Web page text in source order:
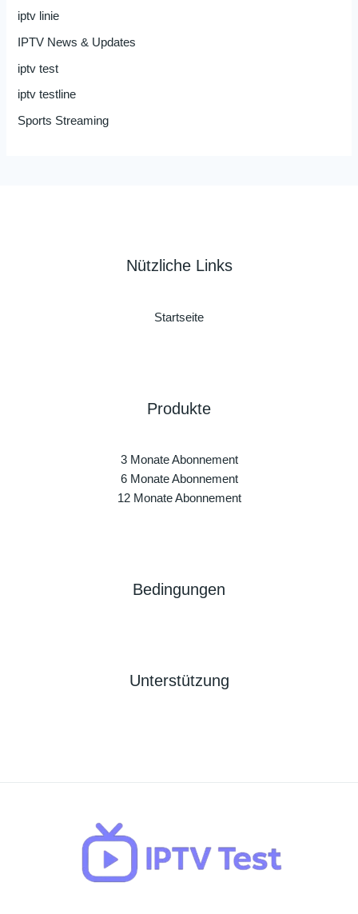
iptv linie
IPTV News & Updates
iptv test
iptv testline
Sports Streaming
Nützliche Links
Startseite
Produkte
3 Monate Abonnement
6 Monate Abonnement
12 Monate Abonnement
Bedingungen
Unterstützung